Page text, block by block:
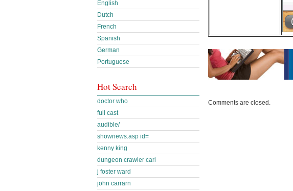
Comments are closed.
English
Dutch
French
Spanish
German
Portuguese
Hot Search
doctor who
full cast
audible/
shownews.asp id=
kenny king
dungeon crawler carl
j foster ward
john carrarn